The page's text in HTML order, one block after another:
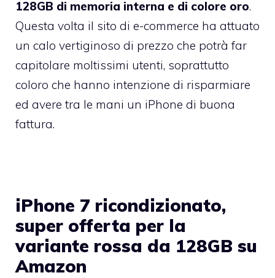
128GB di memoria interna e di colore oro.
Questa volta il sito di e-commerce ha attuato
un calo vertiginoso di prezzo che potrà far
capitolare moltissimi utenti, soprattutto
coloro che hanno intenzione di risparmiare
ed avere tra le mani un iPhone di buona
fattura.
iPhone 7 ricondizionato,
super offerta per la
variante rossa da 128GB su
Amazon